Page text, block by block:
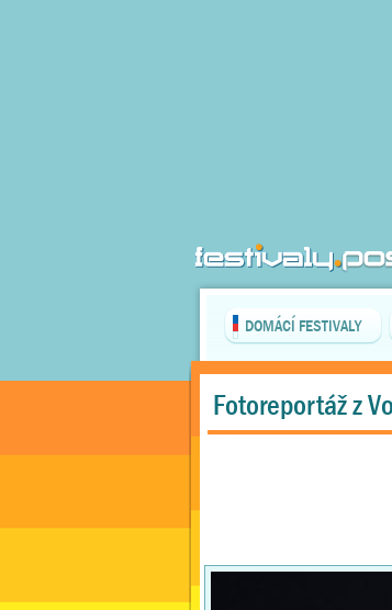
DOMÁCÍ FESTIVALY
Fotoreportáž z